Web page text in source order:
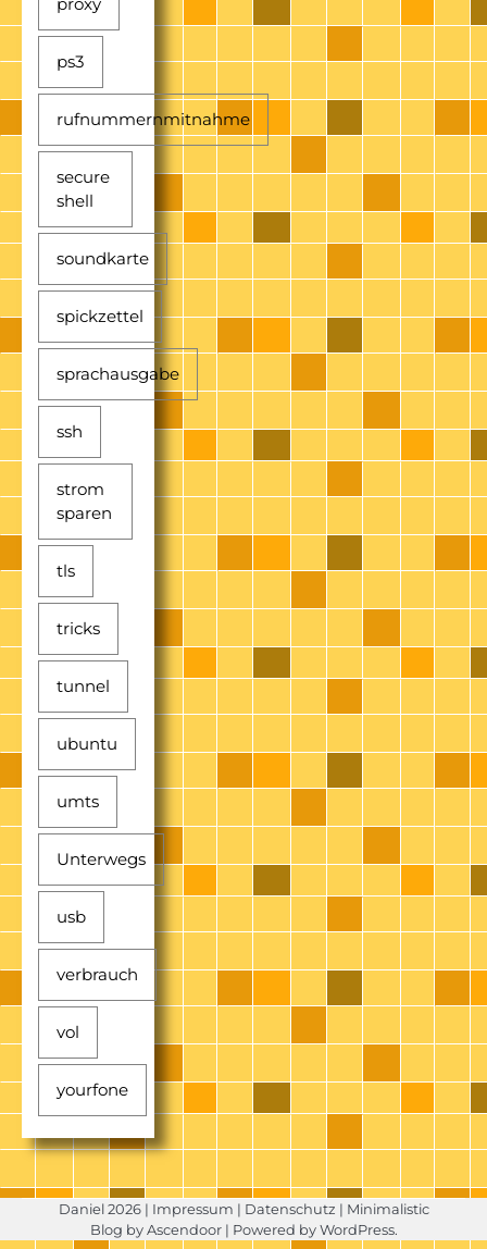
ps3
rufnummernmitnahme
secure
shell
soundkarte
spickzettel
sprachausgabe
ssh
strom
sparen
tls
tricks
tunnel
ubuntu
umts
Unterwegs
usb
verbrauch
vol
yourfone
Daniel 2026 | Impressum | Datenschutz | Minimalistic
Blog byAscendoor| Powered byWordPress.